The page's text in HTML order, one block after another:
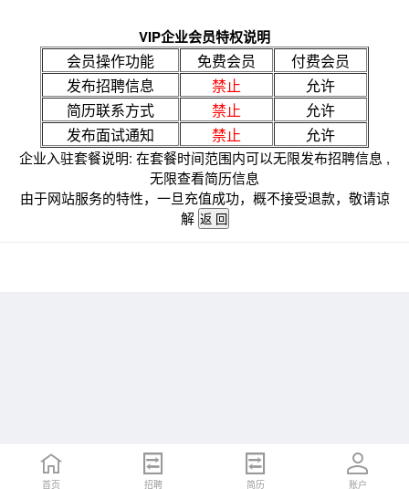
VIP企业会员特权说明
会员操作功能 免费会员
付费会员
发布招聘信息
禁止
允许
简历联系方式
禁止
允许
发布面试通知
禁止 允许
企业入驻套餐说明: 在套餐时间范围内可以无限发布招聘信息 ,
无限查看简历信息
由于网站服务的特性，一旦充值成功，概不接受退款，敬请谅
解
首页 招聘 简历 账户